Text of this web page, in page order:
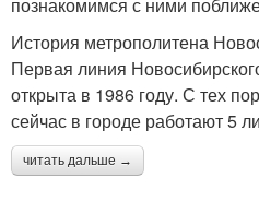
познакомимся с ними
История метрополитена
Первая линия
открыта в 1986 году. С тех
сейчас в городе работают 5
читать дальше →